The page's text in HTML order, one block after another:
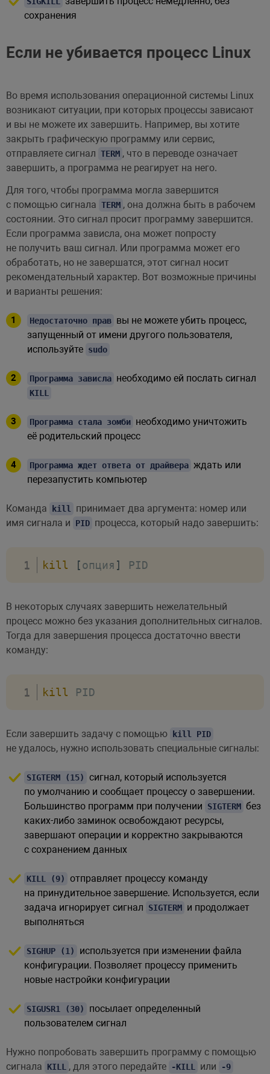
сохранения
Если не убивается процесс Linux
Во время использования операционной системы Linux
возникают ситуации, при которых процессы зависают
и вы не можете их завершить. Например, вы хотите
закрыть графическую программу или сервис,
отправляете сигнал TERM , что в переводе означает
завершить, а программа не реагирует на него.
Для того, чтобы программа могла завершится
с помощью сигнала TERM , она должна быть в рабочем
состоянии. Это сигнал просит программу завершится.
Если программа зависла, она может попросту
не получить ваш сигнал. Или программа может его
обработать, но не завершатся, этот сигнал носит
рекомендательный характер. Вот возможные причины
и варианты решения:
Недостаточно прав вы не можете убить процесс,
запущенный от имени другого пользователя,
используйте sudo
Программа зависла необходимо ей послать сигнал
KILL
Программа стала зомби необходимо уничтожить
её родительский процесс
Программа ждет ответа от драйвера ждать или
перезапустить компьютер
Команда kill
принимает два аргумента: номер или
имя сигнала и
PID процесса, который надо завершить:
kill [опция ] PID
В некоторых случаях завершить нежелательный
процесс можно без указания дополнительных сигналов.
Тогда для завершения процесса достаточно ввести
команду:
kill PID
Если завершить задачу с помощью kill PID
не удалось, нужно использовать специальные сигналы:
SIGTERM (15)
сигнал, который используется
по умолчанию и сообщает процессу о завершении.
Большинство программ при получении
SIGTERM без
каких-либо заминок освобождают ресурсы,
завершают операции и корректно закрываются
с сохранением данных
KILL (9)
отправляет процессу команду
на принудительное завершение. Используется, если
задача игнорирует сигнал
SIGTERM и продолжает
выполняться
SIGHUP (1)
используется при изменении файла
конфигурации. Позволяет процессу применить
новые настройки конфигурации
SIGUSR1 (30)
посылает определенный
пользователем сигнал
Нужно попробовать завершить программу с помощью
сигнала
KILL , для этого передайте -KILL или -9